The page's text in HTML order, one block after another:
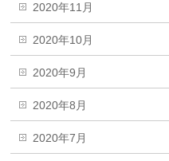
2020年11月
2020年10月
2020年9月
2020年8月
2020年7月